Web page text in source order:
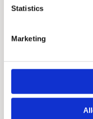
Statistics
Marketing
Autonome